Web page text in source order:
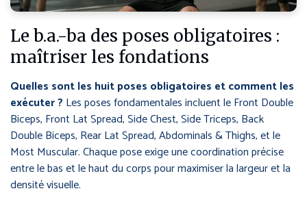
Le b.a.-ba des poses obligatoires :
maîtriser les fondations
Quelles sont les huit poses obligatoires et comment les
exécuter ? Les poses fondamentales incluent le Front Double
Biceps, Front Lat Spread, Side Chest, Side Triceps, Back
Double Biceps, Rear Lat Spread, Abdominals & Thighs, et le
Most Muscular. Chaque pose exige une coordination précise
entre le bas et le haut du corps pour maximiser la largeur et la
densité visuelle.